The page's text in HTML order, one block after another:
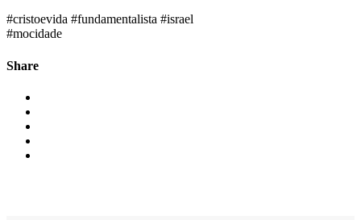
#cristoevida #fundamentalista #israel
#mocidade
Share